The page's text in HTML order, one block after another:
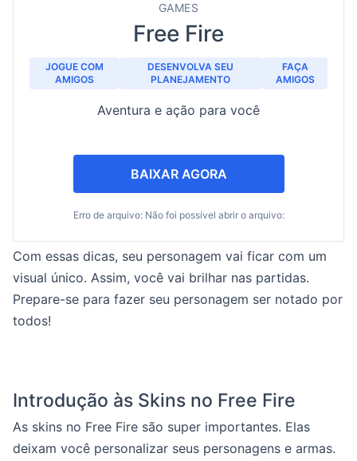
GAMES
Free Fire
JOGUE COM
AMIGOS
DESENVOLVA SEU
PLANEJAMENTO
FAÇA
AMIGOS
Aventura e ação para você
BAIXAR AGORA
Erro de arquivo: Não foi possível abrir o arquivo:
Com essas dicas, seu personagem vai ficar com um
visual único. Assim, você vai brilhar nas partidas.
Prepare-se para fazer seu personagem ser notado por
todos!
Introdução às Skins no Free Fire
As skins no Free Fire são super importantes. Elas
deixam você personalizar seus personagens e armas.